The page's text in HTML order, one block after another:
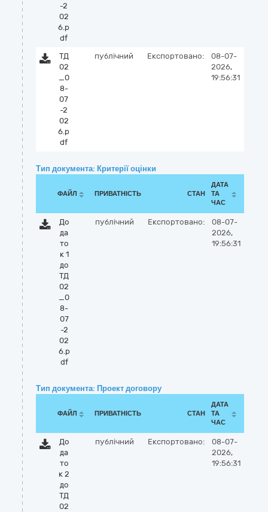
-2
02
6.p
df
ТД
02
_0
8-
07
-2
02
6.p
df
публічний Експортовано:
08-07-
2026,
19:56:31
Тип документа: Критерії оцінки
ФАЙЛ ПРИВАТНІСТЬ СТАН
ДАТА
ТА
ЧАС
До
да
то
к 1
до
ТД
02
_0
8-
07
-2
02
6.p
df
публічний Експортовано:
08-07-
2026,
19:56:31
Тип документа: Проект договору
ФАЙЛ ПРИВАТНІСТЬ СТАН
ДАТА
ТА
ЧАС
До
да
то
к 2
до
ТД
02
публічний Експортовано:
08-07-
2026,
19:56:31